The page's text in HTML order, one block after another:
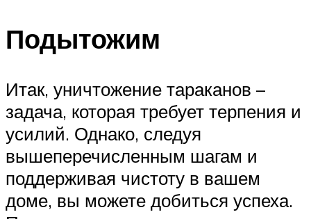
Подытожим
Итак, уничтожение тараканов –
задача, которая требует терпения и
усилий. Однако, следуя
вышеперечисленным шагам и
поддерживая чистоту в вашем
доме, вы можете добиться успеха.